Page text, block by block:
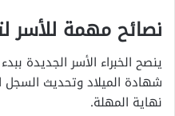
نصائح مهمة للأسر
ينصح الخبراء الأسر الجديدة
شهادة الميلاد وتحديث السجل
نهاية المهلة.